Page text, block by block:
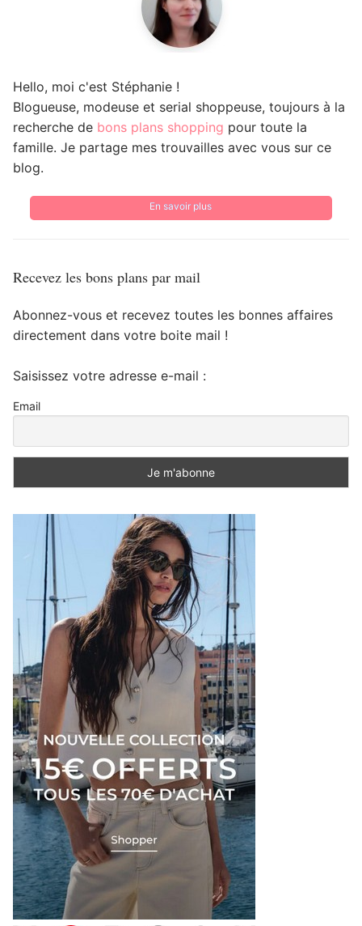
Hello, moi c'est Stéphanie !
Blogueuse, modeuse et serial shoppeuse, toujours à la
recherche de bons plans shopping pour toute la
famille. Je partage mes trouvailles avec vous sur ce
blog.
En savoir plus
Recevez les bons plans par mail
Abonnez-vous et recevez toutes les bonnes affaires
directement dans votre boite mail !
Saisissez votre adresse e-mail :
Email